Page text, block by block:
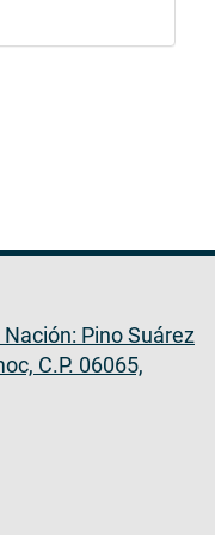
Pino Suárez
C.P. 06065,